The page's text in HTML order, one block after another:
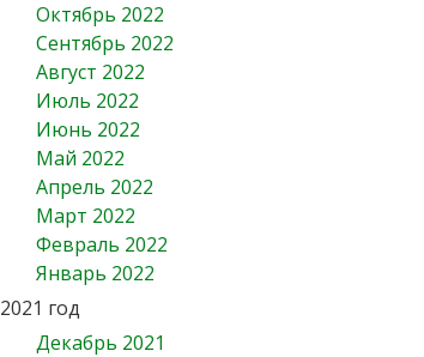
Октябрь 2022
Сентябрь 2022
Август 2022
Июль 2022
Июнь 2022
Май 2022
Апрель 2022
Март 2022
Февраль 2022
Январь 2022
2021 год
Декабрь 2021